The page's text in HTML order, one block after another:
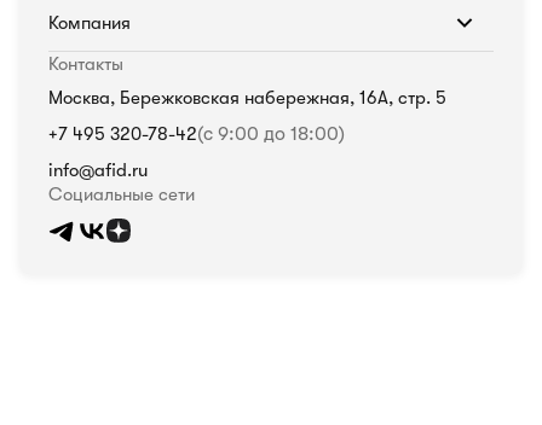
Компания
Контакты
Москва, Бережковская набережная, 16А, стр. 5
+7 495 320-78-42(с 9:00 до 18:00)
info@afid.ru
Социальные сети